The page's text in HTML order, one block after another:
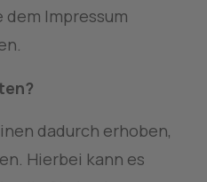
Impressum
dadurch erhoben,
Hierbei kann es